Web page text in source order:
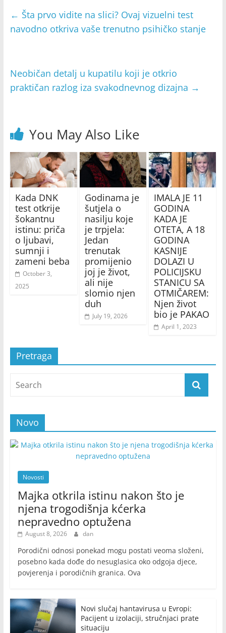
← Šta prvo vidite na slici? Ovaj vizuelni test
navodno otkriva vaše trenutno psihičko stanje
Neobičan detalj u kupatilu koji je otkrio
praktičan razlog iza svakodnevnog dizajna →
You May Also Like
Kada DNK
test otkrije
šokantnu
istinu: priča
o ljubavi,
sumnji i
zameni beba
October 3,
2025
Godinama je
šutjela o
nasilju koje
je trpjela:
Jedan
trenutak
promijenio
joj je život,
ali nije
slomio njen
duh
July 19, 2026
IMALA JE 11
GODINA
KADA JE
OTETA, A 18
GODINA
KASNIJE
DOLAZI U
POLICIJSKU
STANICU SA
OTMIČAREM:
Njen život
bio je PAKAO
April 1, 2023
Pretraga
Novo
Novosti
Majka otkrila istinu nakon što je
njena trogodišnja kćerka
nepravedno optužena
August 8, 2026 dan
Porodični odnosi ponekad mogu postati veoma složeni,
posebno kada dođe do nesuglasica oko odgoja djece,
povjerenja i porodičnih granica. Ova
Novi slučaj hantavirusa u Evropi:
Pacijent u izolaciji, stručnjaci prate
situaciju